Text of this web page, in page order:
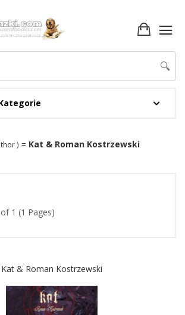
🔍
) = Kat & Roman Kostrzewski
1 (1 Pages)
Kat & Roman Kostrzewski